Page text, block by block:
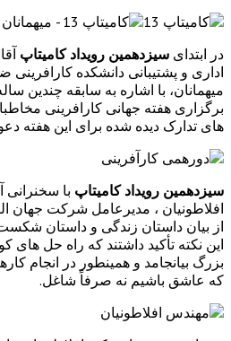
در ابتدای سیزدهمین رویداد کامیتاپ
اداری و پشتیبانی دانشکده
میهمانان، با اشاره به سابقه چندین
برگزاری هفته جهانی کارافرینی
های تدارک دیده شده برای این هفته
سیزدهمین رویداد کامیتاپ با
افلاطونیان ، مدیرعامل شرکت جهان
از بیان داستان زندگی و داستان
این نکته تأکید داشتند که راه حل های
بزرگ بیانجامد و همینطور در انجام
که عاشق باشیم نه صرفاً شاغل.